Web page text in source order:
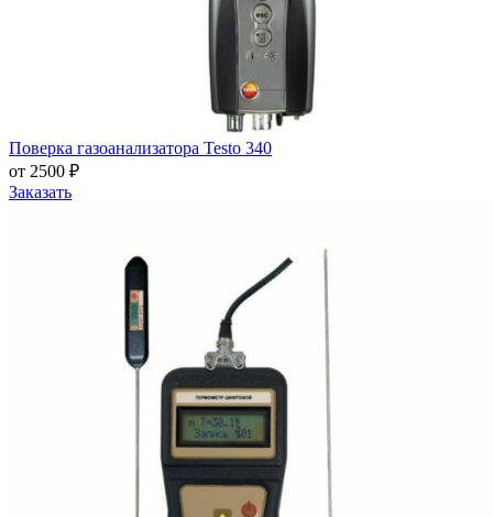
Поверка газоанализатора Testo 340
от 2500 ₽
Заказать